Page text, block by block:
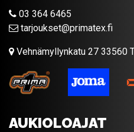
03 364 6465
tarjoukset@primatex.fi
Vehnämyllynkatu 27 33560
AUKIOLOAJAT